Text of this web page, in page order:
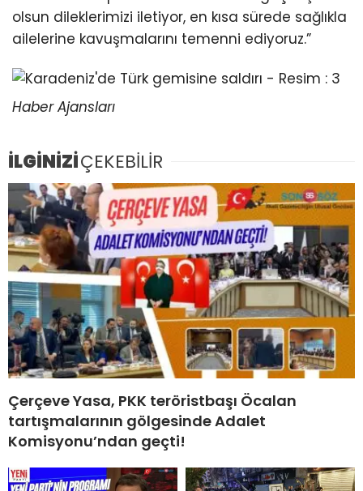
olsun dileklerimizi iletiyor, en kısa sürede sağlıkla
ailelerine kavuşmalarını temenni ediyoruz.”
Haber Ajansları
İLGİNİZİÇEKEBİLİR
Çerçeve Yasa, PKK teröristbaşı Öcalan
tartışmalarının gölgesinde Adalet
Komisyonu’ndan geçti!